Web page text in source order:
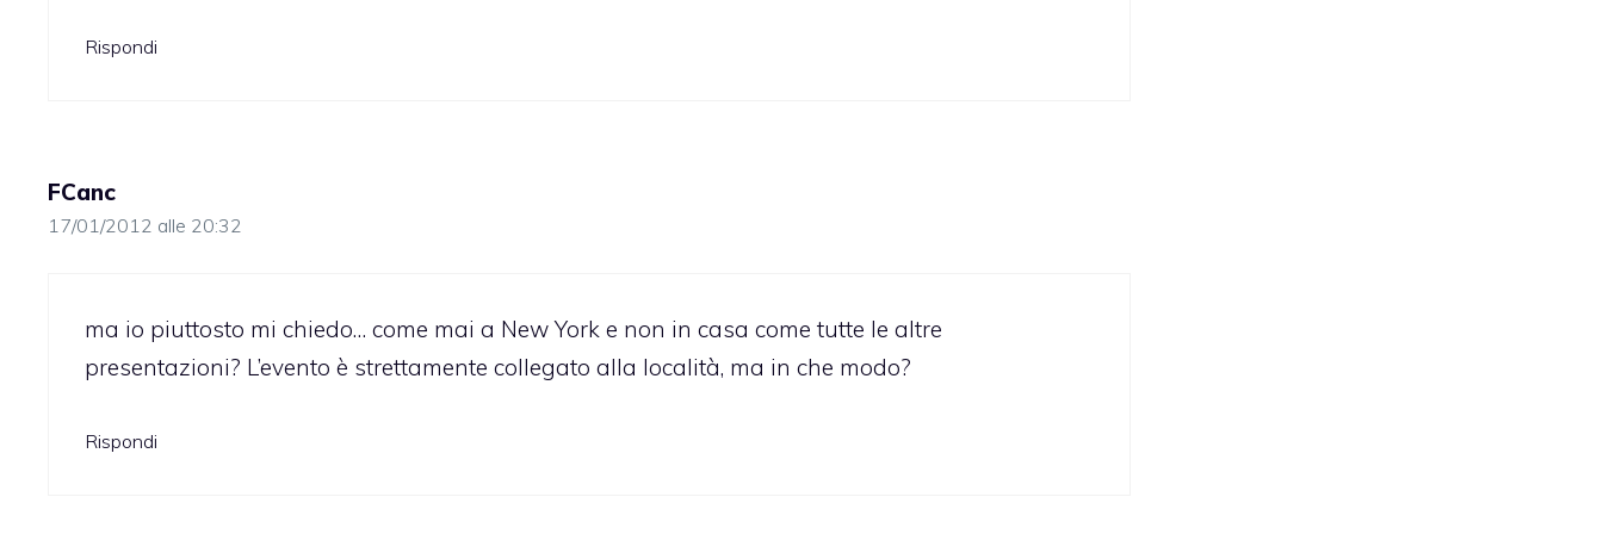
Rispondi
FCanc
17/01/2012 alle 20:32
ma io piuttosto mi chiedo… come mai a New York e non in casa come tutte le altre
presentazioni? L’evento è strettamente collegato alla località, ma in che modo?
Rispondi